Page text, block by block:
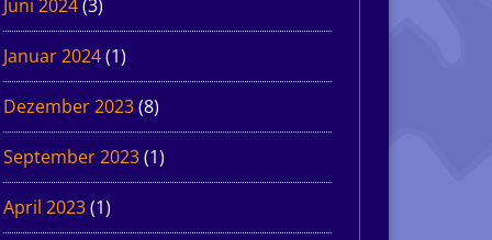
Juni 2024(3)
Januar 2024(1)
Dezember 2023(8)
September 2023(1)
April 2023(1)